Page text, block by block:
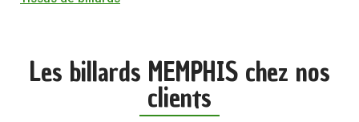
Les billards MEMPHIS chez nos
clients